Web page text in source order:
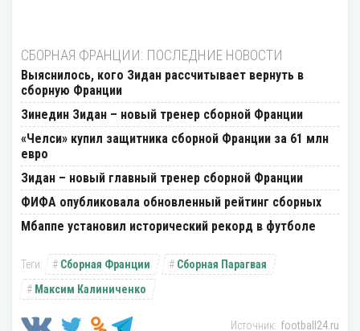
СБОРНАЯ ФРАНЦИИ: ПОСЛЕДНИЕ НОВОСТИ
Выяснилось, кого Зидан рассчитывает вернуть в
сборную Франции
Зинедин Зидан – новый тренер сборной Франции
«Челси» купил защитника сборной Франции за 61 млн
евро
Зидан – новый главный тренер сборной Франции
ФИФА опубликовала обновленный рейтинг сборных
Мбаппе установил исторический рекорд в футболе
Сборная Франции
Сборная Парагвая
Максим Калиниченко
football24.ru